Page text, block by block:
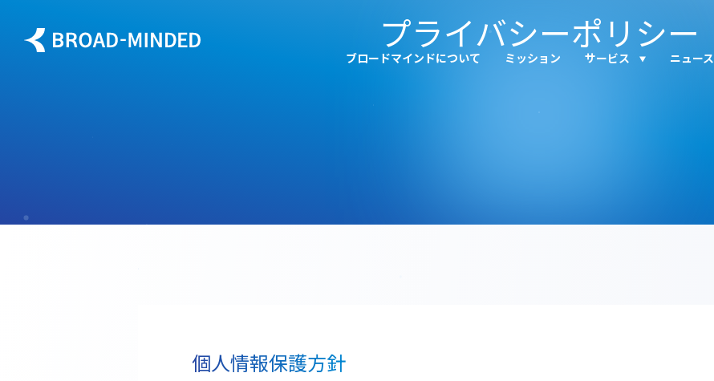
ブロードマインドについて ミッション サービス ニュース
プライバシーポリシー
個人情報保護方針